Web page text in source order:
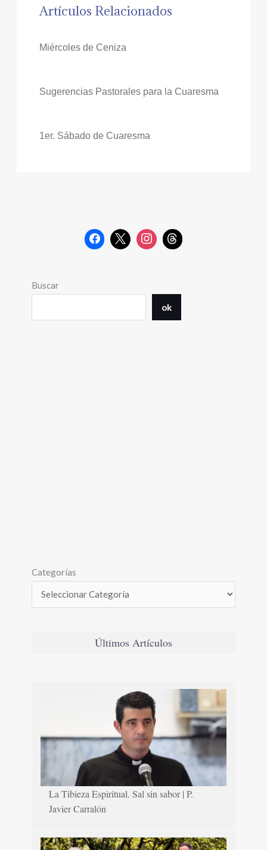
Artículos Relacionados
Miércoles de Ceniza
Sugerencias Pastorales para la Cuaresma
1er. Sábado de Cuaresma
Buscar
ok
Categorías
Últimos Artículos
La Tibieza Espiritual. Sal sin sabor | P.
Javier Carralón